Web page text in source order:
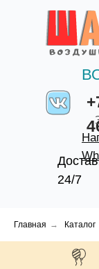
24/7
Главная → Каталог